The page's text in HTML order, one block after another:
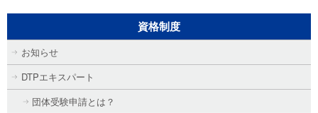
資格制度
お知らせ
DTPエキスパート
団体受験申請とは？